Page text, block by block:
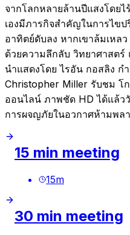
จากโลกหลายล้านปีแสงโดย
เองมีภารกิจสำคัญในการไข
อาทิตย์ดับลง หากเขาล้มเห
ด้วยความลึกลับ วิทยาศาสต
นำแสดงโดย ไรอัน กอสลิง ก
Christopher Miller รับชม โก
ออนไลน์ ภาพชัด HD ได้แล้
การผจญภัยในอวกาศห้ามพล
15 min meeting
15m
30 min meeting